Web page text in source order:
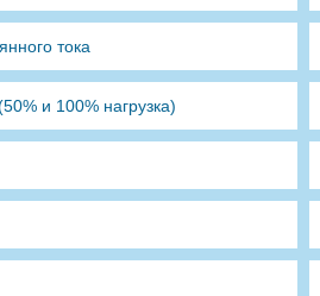
тока
и 100% нагрузка)